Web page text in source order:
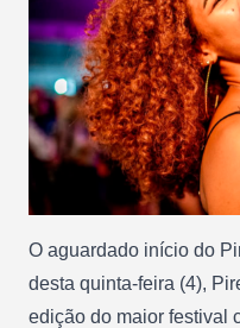
O aguardado início do
desta quinta-feira (4),
edição do maior festival